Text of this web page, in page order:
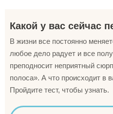
Какой у вас сейчас
В жизни все постоянно
любое дело радует и все
преподносит неприятный
полоса». А что происходит в
Пройдите тест, чтобы узнать.